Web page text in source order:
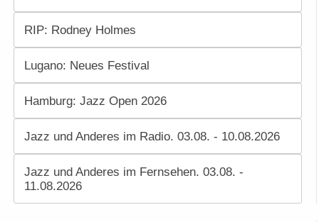
RIP: Rodney Holmes
Lugano: Neues Festival
Hamburg: Jazz Open 2026
Jazz und Anderes im Radio. 03.08. - 10.08.2026
Jazz und Anderes im Fernsehen. 03.08. -
11.08.2026